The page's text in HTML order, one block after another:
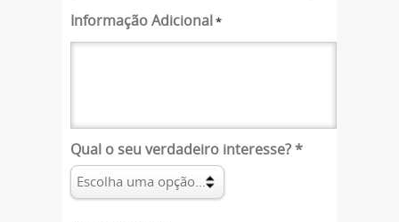
Informação Adicional *
Qual o seu verdadeiro interesse? *